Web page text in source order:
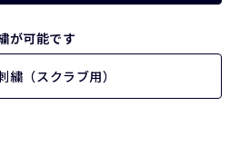
が可能です
繍（スクラブ用）